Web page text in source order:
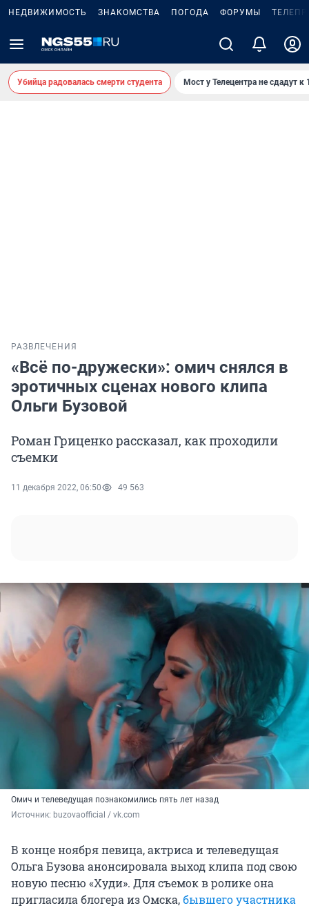
НЕДВИЖИМОСТЬ ЗНАКОМСТВА ПОГОДА ФОРУМЫ
Убийца радовалась смерти студента Мост у Телецентра не сдадут к
РАЗВЛЕЧЕНИЯ
«Всё по-дружески»: омич снялся в
эротичных сценах нового клипа
Ольги Бузовой
Роман Гриценко рассказал, как проходили
съемки
11 декабря 2022, 06:50 49 563
Омич и телеведущая познакомились пять лет назад
Источник: buzovaofficial / vk.com
В конце ноября певица, актриса и телеведущая
Ольга Бузова анонсировала выход клипа под свою
новую песню «Худи». Для съемок в ролике она
пригласила блогера из Омска,бывшего участника